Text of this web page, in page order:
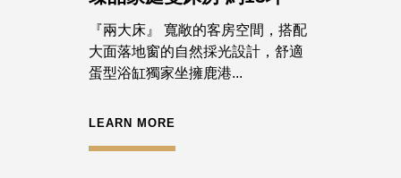
『兩大床』 寬敞的客房空間，搭配
大面落地窗的自然採光設計，舒適
蛋型浴缸獨家坐擁鹿港...
LEARN MORE